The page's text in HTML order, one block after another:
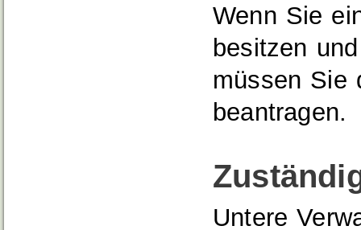
Wenn Sie
besitzen
müssen Sie
beantragen.
Untere